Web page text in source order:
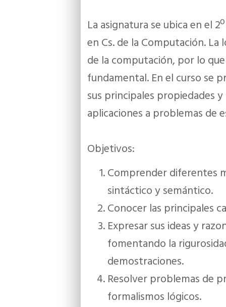
La asignatura se ubica en el
en Cs. de la Computación. La
de la computación, por lo
fundamental. En el curso se
sus principales propiedades
aplicaciones a problemas de
Objetivos:
Comprender diferentes
sintáctico y semántico.
Conocer las principales
Expresar sus ideas y
fomentando la
demostraciones.
Resolver problemas de
formalismos lógicos.